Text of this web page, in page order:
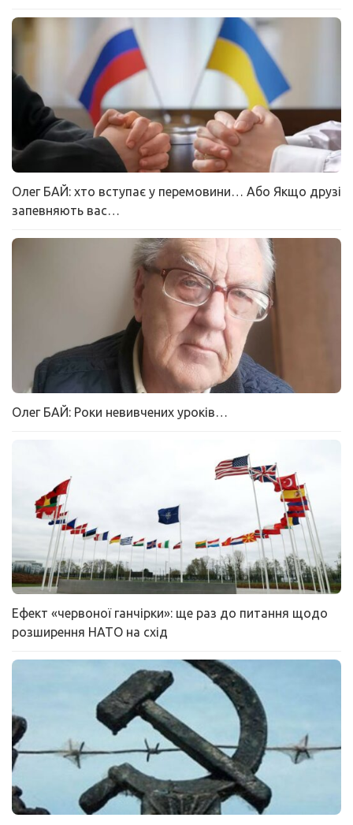
Олег БАЙ: хто вступає у перемовини… Або Якщо друзі
запевняють вас…
Олег БАЙ: Роки невивчених уроків…
Ефект «червоної ганчірки»: ще раз до питання щодо
розширення НАТО на схід